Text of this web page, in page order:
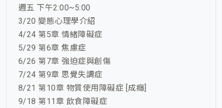
週五 下午2:00~5:00
3/20 變態心理學介紹
4/24 第5章 情緒障礙症
5/29 第6章 焦慮症
6/26 第7章 強迫症與創傷
7/24 第9章 思覺失調症
8/21 第10章 物質使用障礙症 [成癮]
9/18 第11章 飲食障礙症